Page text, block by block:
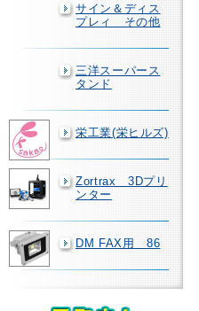
サイン＆ディス
プレィ その他
三洋スーパース
タンド
栄工業(栄ヒルズ)
Zortrax 3Dプリ
ンター
DM FAX用 86